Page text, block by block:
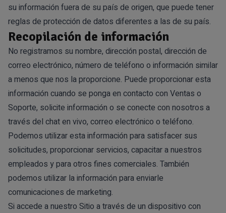
su información fuera de su país de origen, que puede tener
reglas de protección de datos diferentes a las de su país.
Recopilación de información
No registramos su nombre, dirección postal, dirección de
correo electrónico, número de teléfono o información similar
a menos que nos la proporcione. Puede proporcionar esta
información cuando se ponga en contacto con Ventas o
Soporte, solicite información o se conecte con nosotros a
través del chat en vivo, correo electrónico o teléfono.
Podemos utilizar esta información para satisfacer sus
solicitudes, proporcionar servicios, capacitar a nuestros
empleados y para otros fines comerciales. También
podemos utilizar la información para enviarle
comunicaciones de marketing.
Si accede a nuestro Sitio a través de un dispositivo con